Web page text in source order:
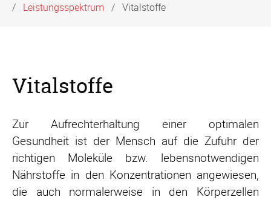
Leistungsspektrum
Vitalstoffe
Vitalstoffe
Zur Aufrechterhaltung einer optimalen
Gesundheit ist der Mensch auf die Zufuhr der
richtigen Moleküle bzw. lebensnotwendigen
Nährstoffe in den Konzentrationen angewiesen,
die auch normalerweise in den Körperzellen